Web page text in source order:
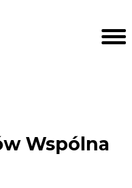
Wspólna